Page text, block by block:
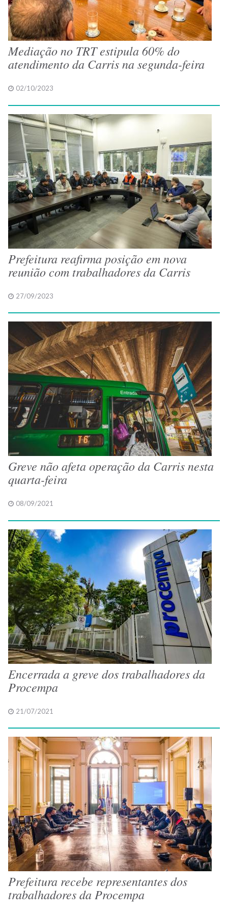
Mediação no TRT estipula 60% do
atendimento da Carris na segunda-feira
02/10/2023
Prefeitura reafirma posição em nova
reunião com trabalhadores da Carris
27/09/2023
Greve não afeta operação da Carris nesta
quarta-feira
08/09/2021
Encerrada a greve dos trabalhadores da
Procempa
21/07/2021
Prefeitura recebe representantes dos
trabalhadores da Procempa